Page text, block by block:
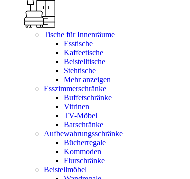
Tische für Innenräume
Esstische
Kaffeetische
Beistelltische
Stehtische
Mehr anzeigen
Esszimmerschränke
Buffetschränke
Vitrinen
TV-Möbel
Barschränke
Aufbewahrungsschränke
Bücherregale
Kommoden
Flurschränke
Beistellmöbel